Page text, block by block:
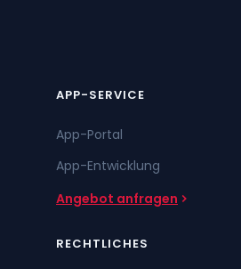
APP-SERVICE
App-Portal
App-Entwicklung
Angebot anfragen
RECHTLICHES